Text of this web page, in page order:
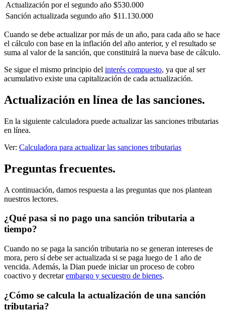
Actualización por el segundo año $530.000
Sanción actualizada segundo año $11.130.000
Cuando se debe actualizar por más de un año, para cada año se hace
el cálculo con base en la inflación del año anterior, y el resultado se
suma al valor de la sanción, que constituirá la nueva base de cálculo.
Se sigue el mismo principio del interés compuesto, ya que al ser
acumulativo existe una capitalización de cada actualización.
Actualización en línea de las sanciones.
En la siguiente calculadora puede actualizar las sanciones tributarias
en línea.
Ver: Calculadora para actualizar las sanciones tributarias
Preguntas frecuentes.
A continuación, damos respuesta a las preguntas que nos plantean
nuestros lectores.
¿Qué pasa si no pago una sanción tributaria a
tiempo?
Cuando no se paga la sanción tributaria no se generan intereses de
mora, pero sí debe ser actualizada si se paga luego de 1 año de
vencida. Además, la Dian puede iniciar un proceso de cobro
coactivo y decretarembargo y secuestro de bienes.
¿Cómo se calcula la actualización de una sanción
tributaria?